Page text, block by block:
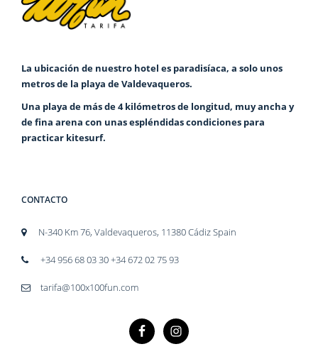
La ubicación de nuestro hotel es paradisíaca, a solo unos
metros de la playa de Valdevaqueros.
Una playa de más de 4 kilómetros de longitud, muy ancha y
de fina arena con unas espléndidas condiciones para
practicar kitesurf.
CONTACTO
N-340 Km 76, Valdevaqueros, 11380 Cádiz Spain
+34 956 68 03 30 +34 672 02 75 93
tarifa@100x100fun.com